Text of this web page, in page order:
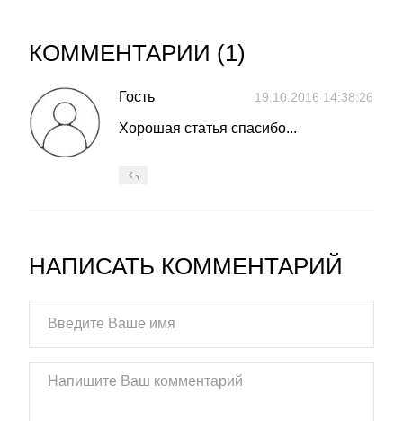
КОММЕНТАРИИ (1)
Гость 19.10.2016 14:38:26
Хорошая статья спасибо...
НАПИСАТЬ КОММЕНТАРИЙ